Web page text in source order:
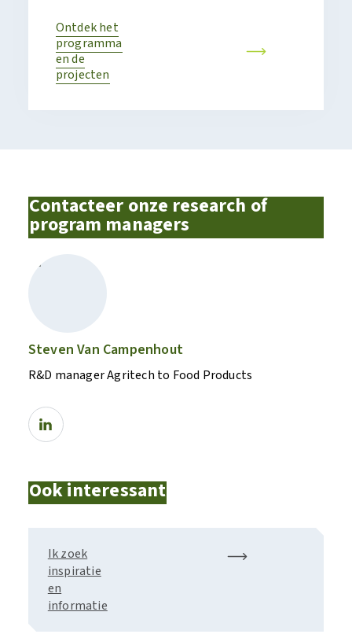
Ontdek het
programma
en de
projecten
Contacteer onze research of
program managers
Steven Van Campenhout
R&D manager Agritech to Food Products
Ook interessant
Ik zoek
inspiratie
en
informatie